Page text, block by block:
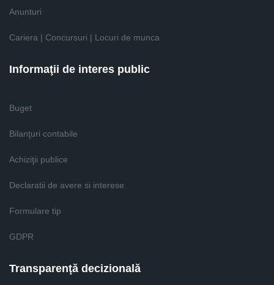
Anunturi
Cariera | Concursuri | Locuri de munca
Informaţii de interes public
Buget
Bilanţuri contabile
Achiziţii publice
Declaratii de avere si interese
Formulare tip
GDPR
Transparenţă decizională